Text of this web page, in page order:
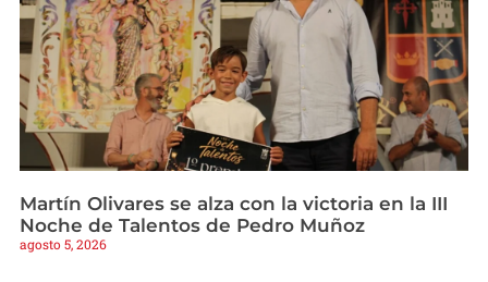
Martín Olivares se alza con la victoria en la III
Noche de Talentos de Pedro Muñoz
agosto 5, 2026